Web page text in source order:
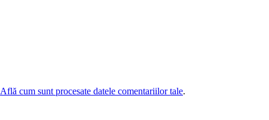
Află cum sunt procesate datele comentariilor tale.